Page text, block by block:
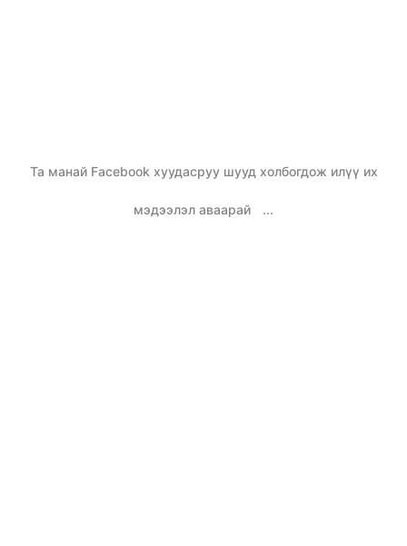
Та манай Facebook хуудасруу шууд холбогдож илүү их
мэдээлэл аваарай ...